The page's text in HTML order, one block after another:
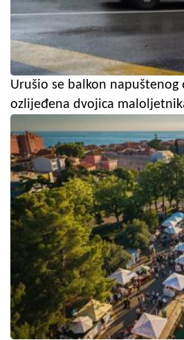
Urušio se balkon napuštenog
ozlijeđena dvojica